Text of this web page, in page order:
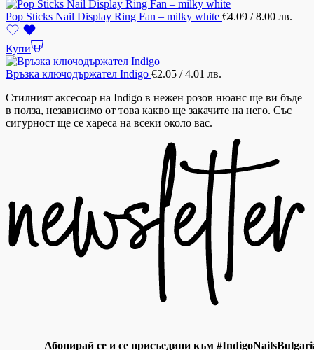
Pop Sticks Nail Display Ring Fan – milky white €4.09 / 8.00 лв.
Купи
Връзка ключодържател Indigo €2.05 / 4.01 лв.
Стилният аксесоар на Indigo в нежен розов нюанс ще ви бъде
в полза, независимо от това какво ще закачите на него. Със
сигурност ще се хареса на всеки около вас.
Абонирай се и се присъедини към